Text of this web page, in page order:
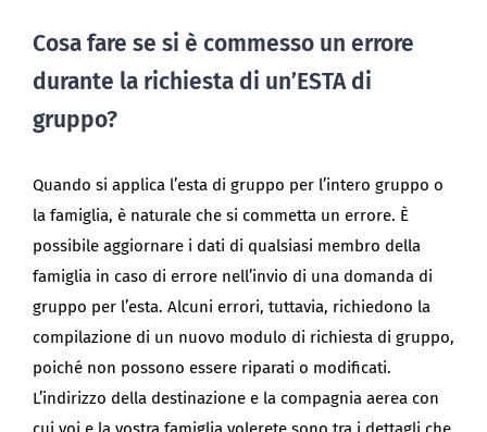
Cosa fare se si è commesso un errore
durante la richiesta di un’ESTA di
gruppo?
Quando si applica l’esta di gruppo per l’intero gruppo o
la famiglia, è naturale che si commetta un errore. È
possibile aggiornare i dati di qualsiasi membro della
famiglia in caso di errore nell’invio di una domanda di
gruppo per l’esta. Alcuni errori, tuttavia, richiedono la
compilazione di un nuovo modulo di richiesta di gruppo,
poiché non possono essere riparati o modificati.
L’indirizzo della destinazione e la compagnia aerea con